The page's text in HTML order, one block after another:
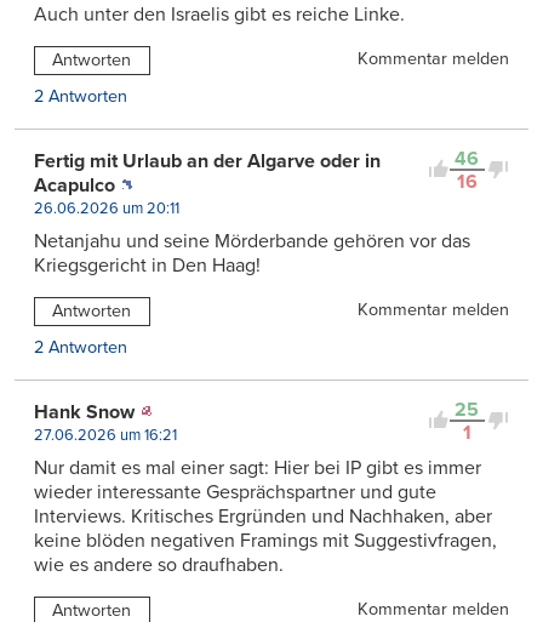
Auch unter den Israelis gibt es reiche Linke.
Antworten
Kommentar melden
2 Antworten
46
16
Fertig mit Urlaub an der Algarve oder in
Acapulco
26.06.2026 um 20:11
Netanjahu und seine Mörderbande gehören vor das
Kriegsgericht in Den Haag!
Antworten
Kommentar melden
2 Antworten
25
1
Hank Snow
27.06.2026 um 16:21
Nur damit es mal einer sagt: Hier bei IP gibt es immer
wieder interessante Gesprächspartner und gute
Interviews. Kritisches Ergründen und Nachhaken, aber
keine blöden negativen Framings mit Suggestivfragen,
wie es andere so draufhaben.
Antworten Kommentar melden